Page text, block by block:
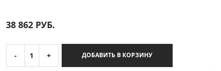
38 862 РУБ.
- 1 + ДОБАВИТЬ В КОРЗИНУ